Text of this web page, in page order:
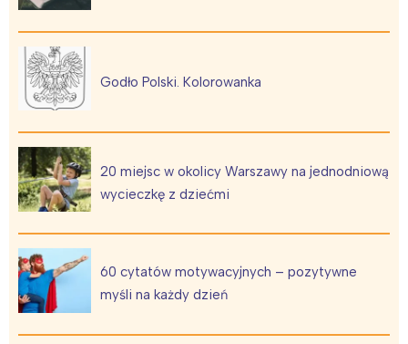
Godło Polski. Kolorowanka
20 miejsc w okolicy Warszawy na jednodniową
wycieczkę z dziećmi
60 cytatów motywacyjnych – pozytywne
myśli na każdy dzień